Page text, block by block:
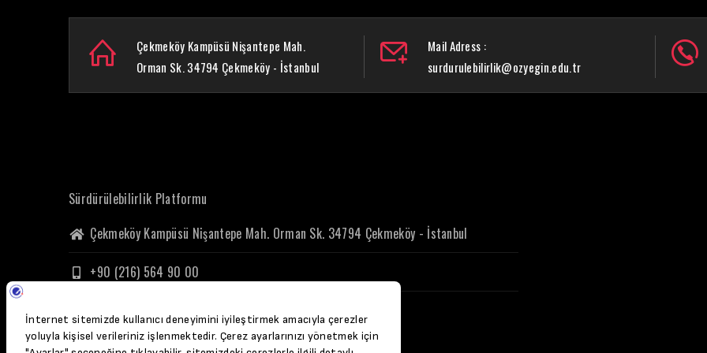
Çekmeköy Kampüsü Nişantepe Mah.
Orman Sk. 34794 Çekmeköy - İstanbul
Mail Adress :
surdurulebilirlik@ozyegin.edu.tr
Sürdürülebilirlik Platformu
Çekmeköy Kampüsü Nişantepe Mah. Orman Sk. 34794 Çekmeköy - İstanbul
+90 (216) 564 90 00
surdurulebilirlik@ozyegin.edu.tr